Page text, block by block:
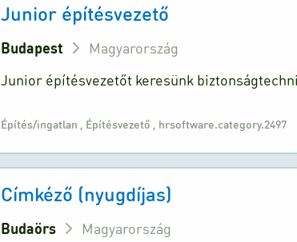
Junior építésvezető
Budapest
Magyarország
Junior építésvezetőt keresünk
Építés/ingatlan Építésvezető hrsoftware.category.2497
Címkéző (nyugdíjas)
Budaörs
Magyarország